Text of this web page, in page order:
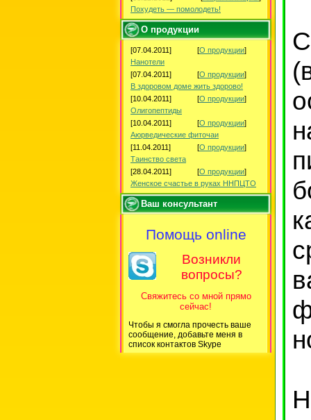
Похудеть — помолодеть!
О продукции
[07.04.2011] [О продукции]
Нанотели
[07.04.2011]
[О продукции]
В здоровом доме жить здорово!
[10.04.2011]
[О продукции]
Олигопептиды
[10.04.2011]
[О продукции]
Аюрведические фиточаи
[11.04.2011]
[О продукции]
Таинство света
[28.04.2011]
[О продукции]
Женское счастье в руках ННПЦТО
Ваш консультант
Помощь online
Возникли
вопросы?
Свяжитесь со мной прямо
сейчас!
Чтобы я смогла прочесть ваше
сообщение, добавьте меня в
список контактов Skype